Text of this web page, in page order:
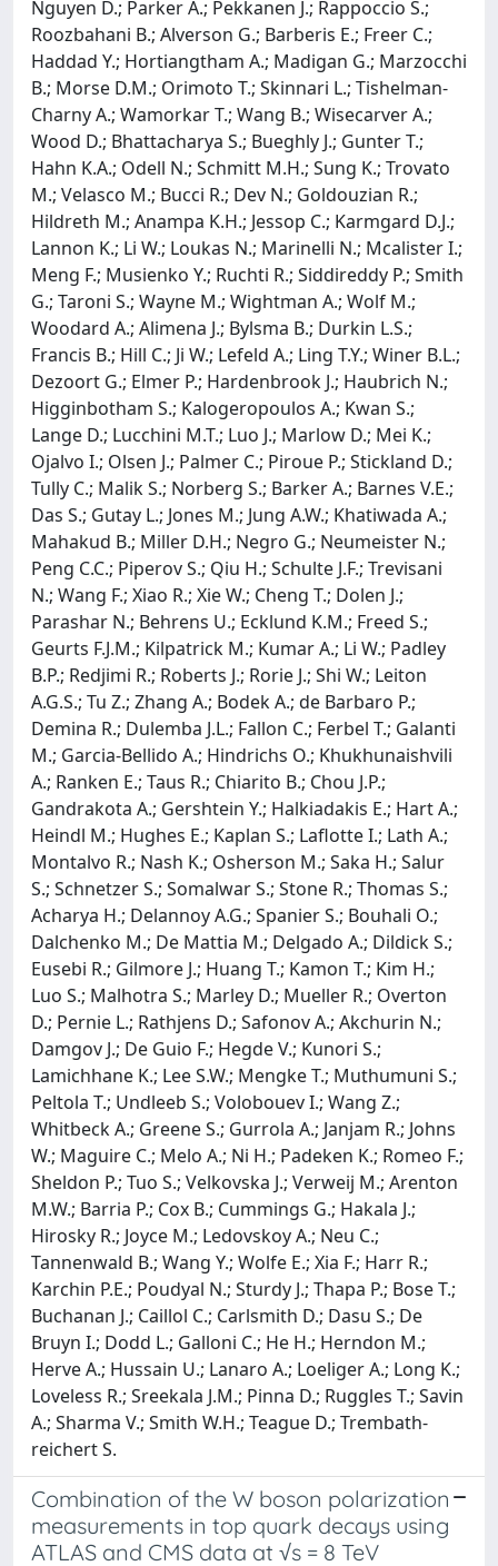
Combination of the W boson polarization
measurements in top quark decays using
ATLAS and CMS data at √s = 8 TeV